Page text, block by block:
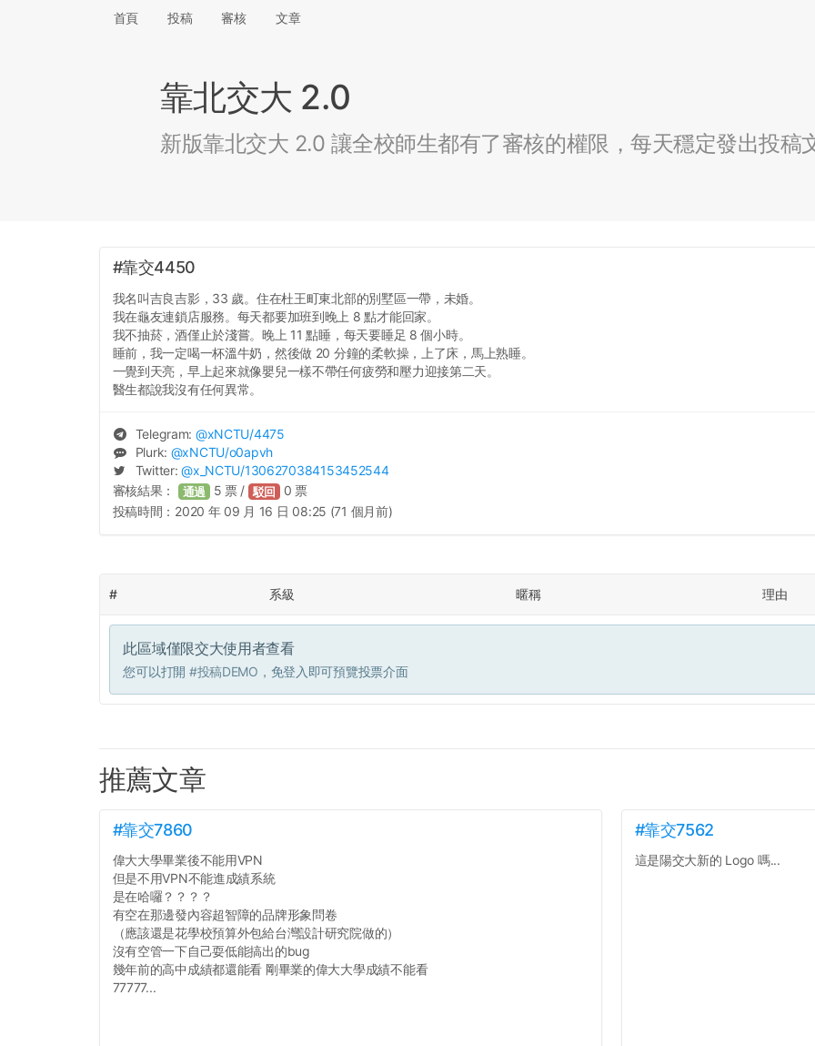
首頁 投稿 審核 文章
靠北交大 2.0
新版靠北交大 2.0 讓全校師生都有了審核的權限，每天穩定發出投稿
#靠交4450
我名叫吉良吉影，33 歲。住在杜王町東北部的別墅區一帶，未婚。
我在龜友連鎖店服務。每天都要加班到晚上 8 點才能回家。
我不抽菸，酒僅止於淺嘗。晚上 11 點睡，每天要睡足 8 個小時。
睡前，我一定喝一杯溫牛奶，然後做 20 分鐘的柔軟操，上了床，馬上熟睡。
一覺到天亮，早上起來就像嬰兒一樣不帶任何疲勞和壓力迎接第二天。
醫生都說我沒有任何異常。
Telegram: @xNCTU/4475
Plurk: @xNCTU/o0apvh
Twitter:@x_NCTU/1306270384153452544
審核結果： 通過 5 票 / 駁回 0 票
投稿時間： 2020 年 09 月 16 日 08:25 (71 個月前)
# 系級 暱稱 理由
此區域僅限交大使用者查看
您可以打開 #投稿DEMO ，免登入即可預覽投票介面
推薦文章
#靠交7860
偉大大學畢業後不能用VPN
但是不用VPN不能進成績系統
是在哈囉？？？？
有空在那邊發內容超智障的品牌形象問卷
（應該還是花學校預算外包給台灣設計研究院做的）
沒有空管一下自己耍低能搞出的bug
幾年前的高中成績都還能看 剛畢業的偉大大學成績不能看
77777...
#靠交7562
這是陽交大新的 Logo 嗎...